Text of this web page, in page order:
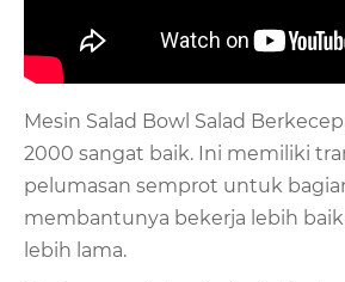
Mesin Salad Bowl Salad
2000 sangat baik. Ini memiliki
pelumasan semprot untuk
membantunya bekerja lebih
lebih lama.